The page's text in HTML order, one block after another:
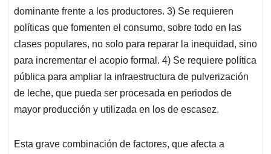
dominante frente a los productores. 3) Se requieren
políticas que fomenten el consumo, sobre todo en las
clases populares, no solo para reparar la inequidad, sino
para incrementar el acopio formal. 4) Se requiere política
pública para ampliar la infraestructura de pulverización
de leche, que pueda ser procesada en periodos de
mayor producción y utilizada en los de escasez.
Esta grave combinación de factores, que afecta a